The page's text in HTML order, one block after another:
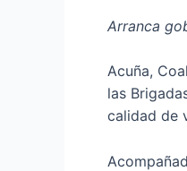
Arranca
Acuña,
las
calidad de